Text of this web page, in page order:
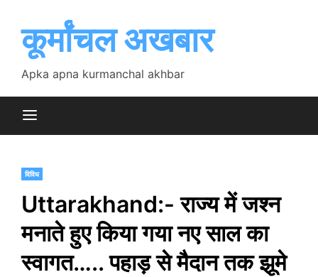
contentकूर्मांचल अखबार
Apka apna kurmanchal akhbar
विविध
Uttarakhand:- राज्य में जश्न
मनाते हुए किया गया नए साल का
स्वागत….. पहाड़ से मैदान तक झूमे